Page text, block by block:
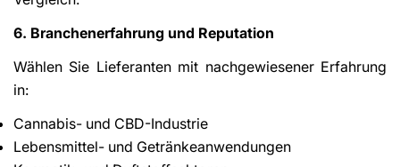
6. Branchenerfahrung und Reputation
Wählen Sie Lieferanten mit nachgewiesener Erfahrung
in:
Cannabis- und CBD-Industrie
Lebensmittel- und Getränkeanwendungen